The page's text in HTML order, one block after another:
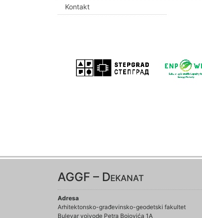
Kontakt
AGGF – Dekanat
Adresa
Arhitektonsko-građevinsko-geodetski fakultet
Bulevar vojvode Petra Bojovića 1A